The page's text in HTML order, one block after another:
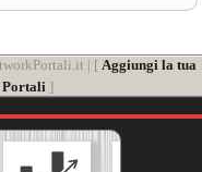
Honda Taranto